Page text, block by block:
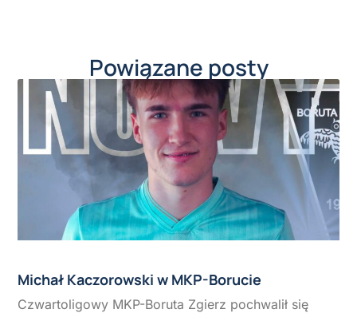
Powiązane posty
Michał Kaczorowski w MKP-Borucie
Czwartoligowy MKP-Boruta Zgierz pochwalił się